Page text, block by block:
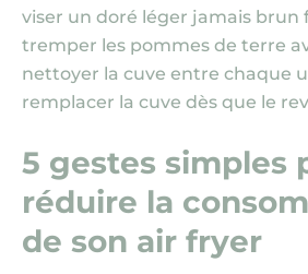
viser un doré léger jamais brun
tremper les pommes de terre
nettoyer la cuve entre chaque
remplacer la cuve dès que le
5 gestes simples
réduire la
de son air fryer